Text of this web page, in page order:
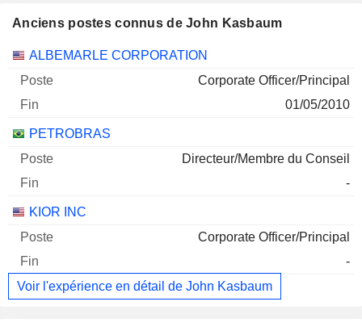
Anciens postes connus de John Kasbaum
Sociétés Poste Fin
ALBEMARLE CORPORATION
Corporate Officer/Principal
01/05/2010
PETROBRAS
Directeur/Membre du Conseil
-
KIOR INC
Corporate Officer/Principal
-
Voir l'expérience en détail de John Kasbaum